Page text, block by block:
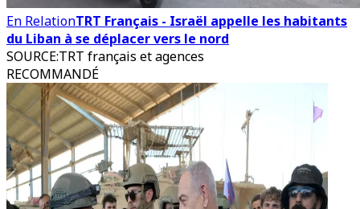
En RelationTRT Français - Israël appelle les habitants
du Liban à se déplacer vers le nord
SOURCE:TRT français et agences
RECOMMANDÉ